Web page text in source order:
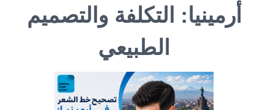
أرمينيا: التكلفة والتصميم
الطبيعي